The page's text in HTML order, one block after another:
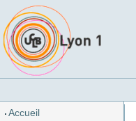
Accueil